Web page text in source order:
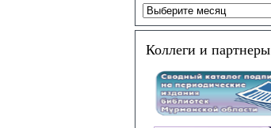
Коллеги и партнеры